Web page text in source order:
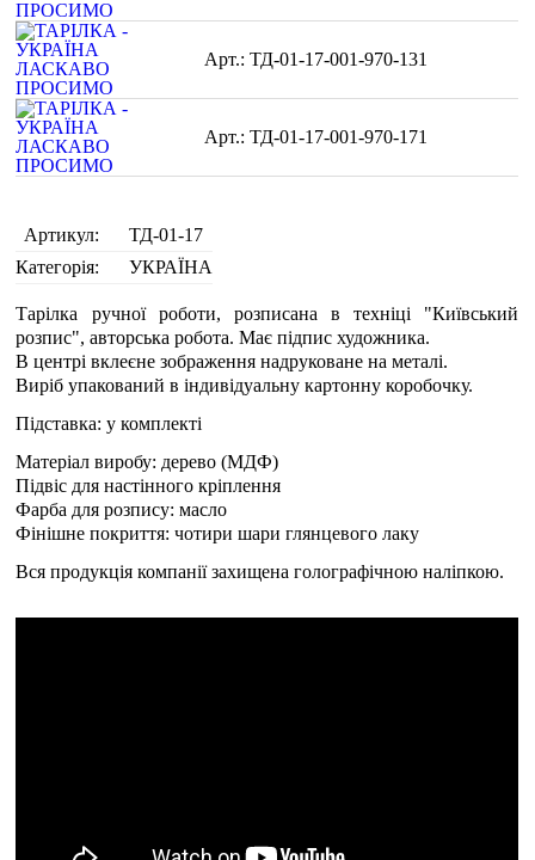
ТД-01-17-001-970-131
ТД-01-17-001-970-171
Артикул:
ТД-01-17
Категорія:
УКРАЇНА
Тарілка ручної роботи, розписана в техніці "Київський
розпис", авторська робота. Має підпис художника.
В центрі вклеєне зображення надруковане на металі.
Виріб упакований в індивідуальну картонну коробочку.
Підставка: у комплекті
Матеріал виробу: дерево (МДФ)
Підвіс для настінного кріплення
Фарба для розпису: масло
Фінішне покриття: чотири шари глянцевого лаку
Вся продукція компанії захищена голографічною наліпкою.